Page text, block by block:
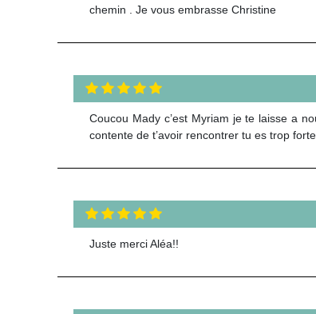
chemin . Je vous embrasse Christine
Coucou Mady c’est Myriam je te laisse a
contente de t’avoir rencontrer tu es trop
Juste merci Aléa!!